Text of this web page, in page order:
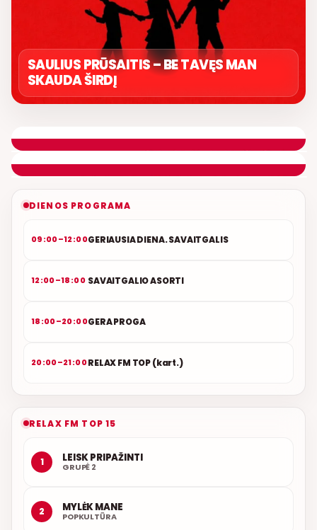
SAULIUS PRŪSAITIS – BE TAVĘS MAN
SKAUDA ŠIRDĮ
DIENOS PROGRAMA
09:00–12:00GERIAUSIA DIENA. SAVAITGALIS
12:00–18:00 SAVAITGALIO ASORTI
18:00–20:00GERA PROGA
20:00–21:00RELAX FM TOP (kart.)
RELAX FM TOP 15
1 LEISK PRIPAŽINTI
GRUPĖ 2
2 MYLĖK MANE
POPKULTŪRA